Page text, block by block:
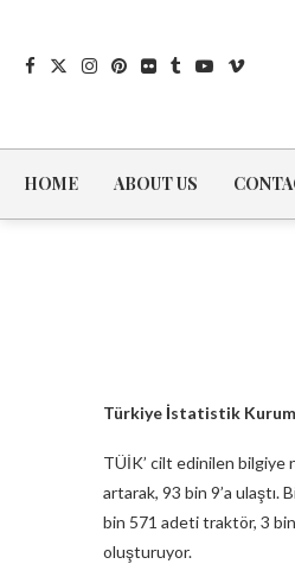
HOME ABOUT US
Türkiye İstatistik
TÜİK’ cilt edinilen bilgiye
artarak, 93 bin 9’a ulaştı.
bin 571 adeti traktör, 3
oluşturuyor.